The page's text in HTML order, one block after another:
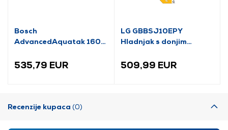
Bosch
AdvancedAquatak 160
(06008A7800)
535,79 EUR
LG GBBSJ10EPY
Hladnjak s donjim
509,99 EUR
Recenzije kupaca (0)